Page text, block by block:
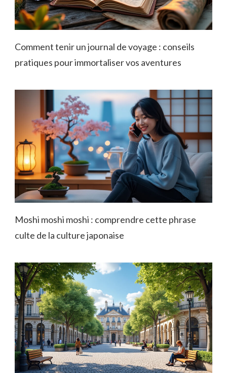
Comment tenir un journal de voyage : conseils
pratiques pour immortaliser vos aventures
Moshi moshi moshi : comprendre cette phrase
culte de la culture japonaise